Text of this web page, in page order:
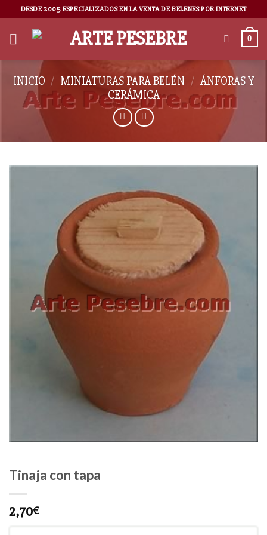
DESDE 2005 ESPECIALIZADOS EN LA VENTA DE BELENES POR INTERNET
0
INICIO / MINIATURAS PARA BELÉN / ÁNFORAS Y
CERÁMICA
Tinaja con tapa
2,70€